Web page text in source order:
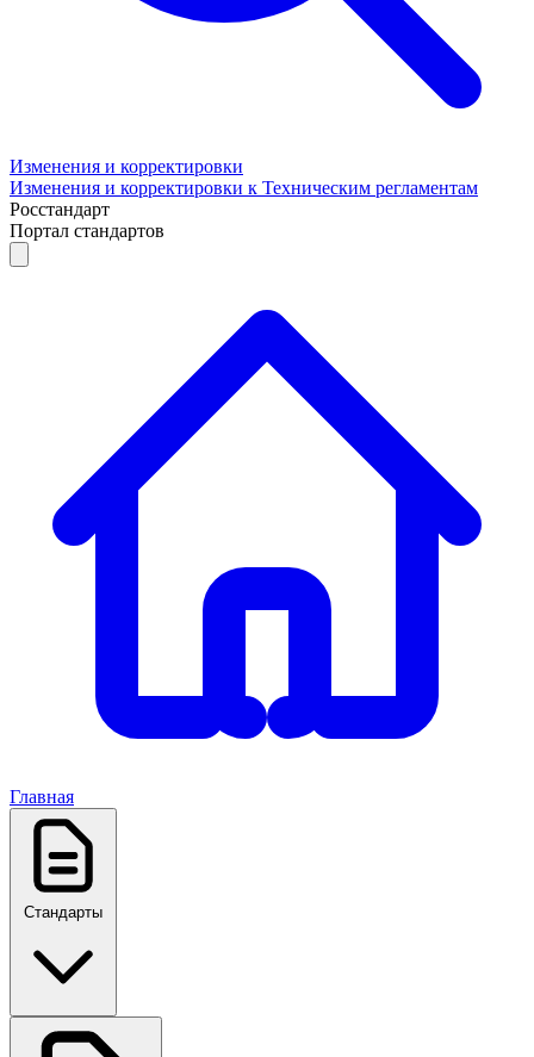
Изменения и корректировки
Изменения и корректировки к Техническим регламентам
Росстандарт
Портал стандартов
Главная
Стандарты
ГОСТ, ГОСТ Р, ПНСТ